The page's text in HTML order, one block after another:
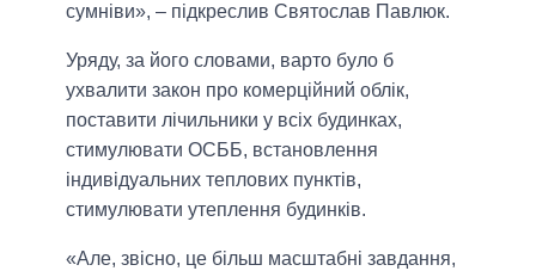
сумніви», – підкреслив Святослав Павлюк.
Уряду, за його словами, варто було б
ухвалити закон про комерційний облік,
поставити лічильники у всіх будинках,
стимулювати ОСББ, встановлення
індивідуальних теплових пунктів,
стимулювати утеплення будинків.
«Але, звісно, це більш масштабні завдання,